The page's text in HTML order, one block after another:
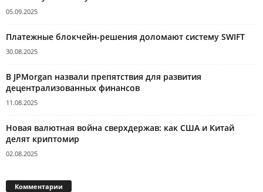
05.09.2025
Платежные блокчейн-решения доломают систему SWIFT
30.08.2025
В JPMorgan назвали препятствия для развития
децентрализованных финансов
11.08.2025
Новая валютная война сверхдержав: как США и Китай
делят криптомир
02.08.2025
Комментарии